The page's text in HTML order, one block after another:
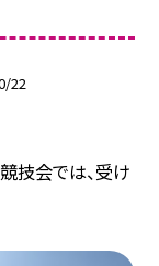
22
技会では、受け